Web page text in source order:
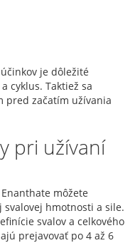
je dôležité
cyklus. Taktiež sa
pred začatím užívania
pri užívaní
môžete
svalovej hmotnosti a sile.
svalov a celkového
prejavovať po 4 až 6